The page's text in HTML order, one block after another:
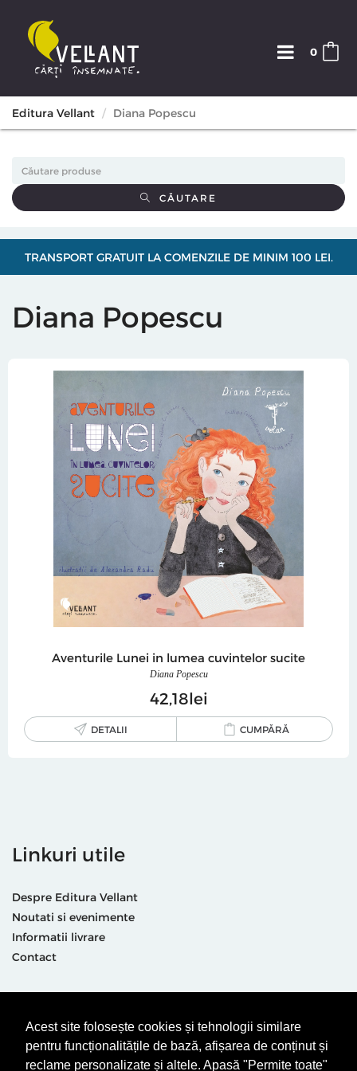
Acest site folosește cookies și tehnologii similare
pentru funcționalitățile de bază, afișarea de conținut și
reclame personalizate și altele. Apasă "Permite toate"
0
Editura Vellant Diana Popescu
CĂUTARE
TRANSPORT GRATUIT LA COMENZILE DE MINIM 100 LEI.
Diana Popescu
Aventurile Lunei in lumea cuvintelor sucite
Diana Popescu
4218lei
DETALII CUMPĂRĂ
Linkuri utile
Despre Editura Vellant
Noutati si evenimente
Informatii livrare
Contact